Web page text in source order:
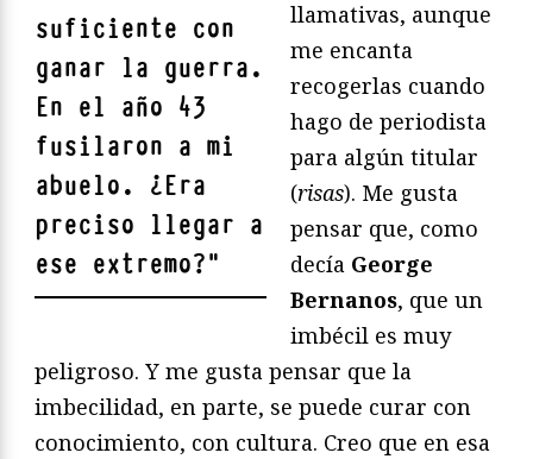
suficiente con
ganar la guerra.
En el año 43
fusilaron a mi
abuelo. ¿Era
preciso llegar a
ese extremo?"
llamativas, aunque
me encanta
recogerlas cuando
hago de periodista
para algún titular
(risas). Me gusta
pensar que, como
decía George
Bernanos, que un
imbécil es muy
peligroso. Y me gusta pensar que la
imbecilidad, en parte, se puede curar con
conocimiento, con cultura. Creo que en esa